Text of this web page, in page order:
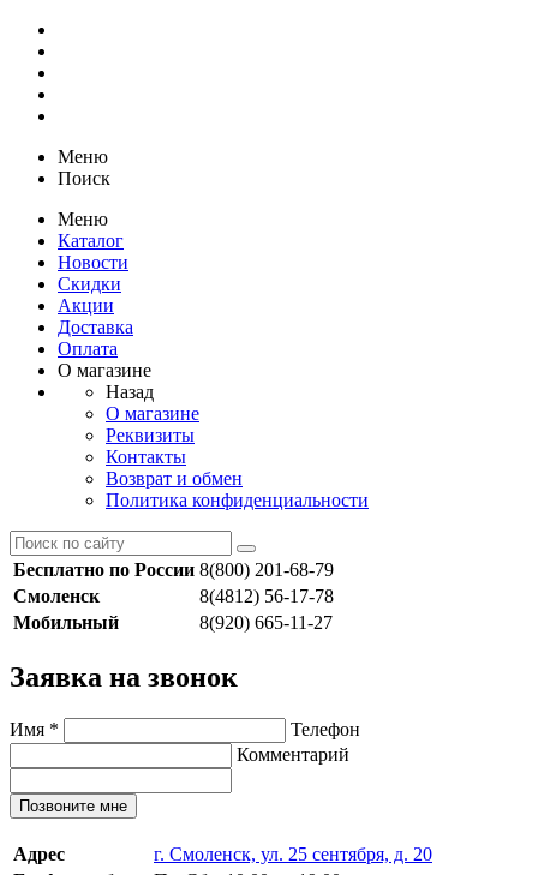
Меню
Поиск
Меню
Каталог
Новости
Скидки
Акции
Доставка
Оплата
О магазине
Назад
О магазине
Реквизиты
Контакты
Возврат и обмен
Политика конфиденциальности
Бесплатно по России 8(800) 201-68-79
Смоленск
8(4812) 56-17-78
Мобильный
8(920) 665-11-27
Заявка на звонок
Имя *
Телефон
Комментарий
Позвоните мне
Адрес
г. Смоленск, ул. 25 сентября, д. 20